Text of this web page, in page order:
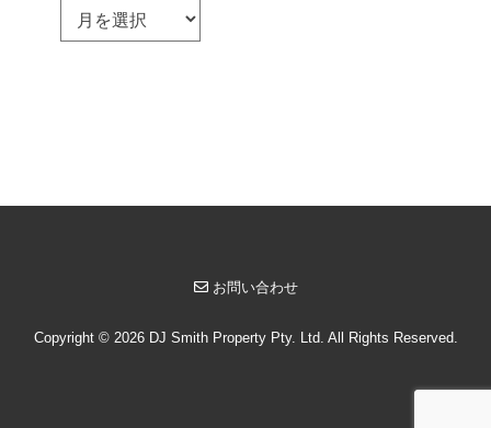
ー
お問い合わせ
Copyright © 2026 DJ Smith Property Pty. Ltd. All Rights Reserved.